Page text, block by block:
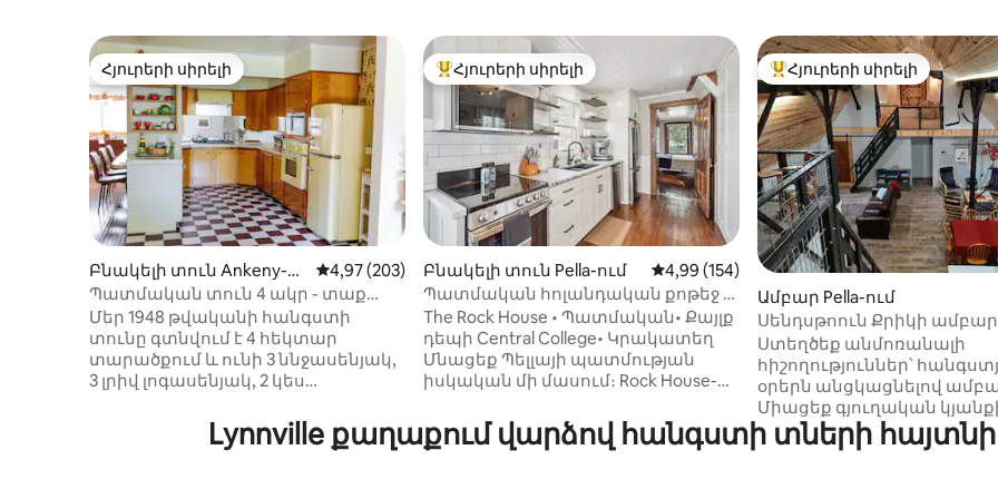
Հյուրերի սիրելի
Հյուրերի սիրելի
Բնակելի տուն Ankeny-ու
մ
Միջին վարկանիշը՝ 5-ից 4,97, 203 կարծիք
4,97 (203)
Պատմական տուն 4 ակր - տաք
լողանալ, լողավազան, Tiki Bar
Մեր 1948 թվականի հանգստի
տունը գտնվում է 4 հեկտար
տարածքում և ունի 3 ննջասենյակ,
3 լրիվ լոգասենյակ, 2 կես
առանձնաբաժին (4 - րդ
ննջասենյակ), 70 - ականների
Հյուրերի սիրելի լավագույն տները
Հյուրերի սիրելի
Բնակելի տուն Pella-ում Միջին վարկանիշը՝ 5-ից 4,99, 154
4,99 (154)
Պատմական հոլանդական քոթեջ •
Քայլելու հեռավորության վրա
կենտրոնից • Կրակարանի տեղ
The Rock House • Պատմական• Քայլք
դեպի Central College• Կրակատեղ
Մնացեք Պելլայի պատմության
իսկական մի մասում։ Rock House-ը
հոլանդացի ֆերմերների կողմից և
գեղեցիկ կերպով վերականգնվել է՝
Հյուրերի սիրելի
Հյուրերի սիրելի
Ամբար Pella-ում
Սենդսթոուն Քրիկի ամբար
Ստեղծեք անմոռանալի
հիշողություններ՝
օրերն անցկացնելով
Միացեք գյուղական
բնությանը այս
հանգստի վայրում։
Lynnville քաղաքում վարձով հանգստի տների հայտնի